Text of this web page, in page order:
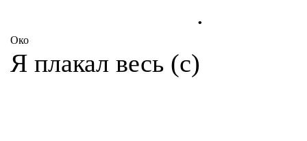
.
Око
Я плакал весь (с)